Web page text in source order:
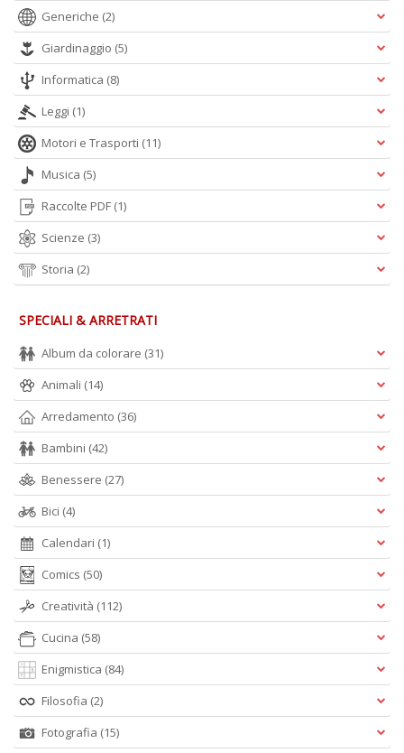
Generiche (2)
Giardinaggio (5)
Informatica (8)
Leggi (1)
Motori e Trasporti (11)
Musica (5)
Raccolte PDF (1)
Scienze (3)
Storia (2)
SPECIALI & ARRETRATI
Album da colorare (31)
Animali (14)
Arredamento (36)
Bambini (42)
Benessere (27)
Bici (4)
Calendari (1)
Comics (50)
Creatività (112)
Cucina (58)
Enigmistica (84)
Filosofia (2)
Fotografia (15)